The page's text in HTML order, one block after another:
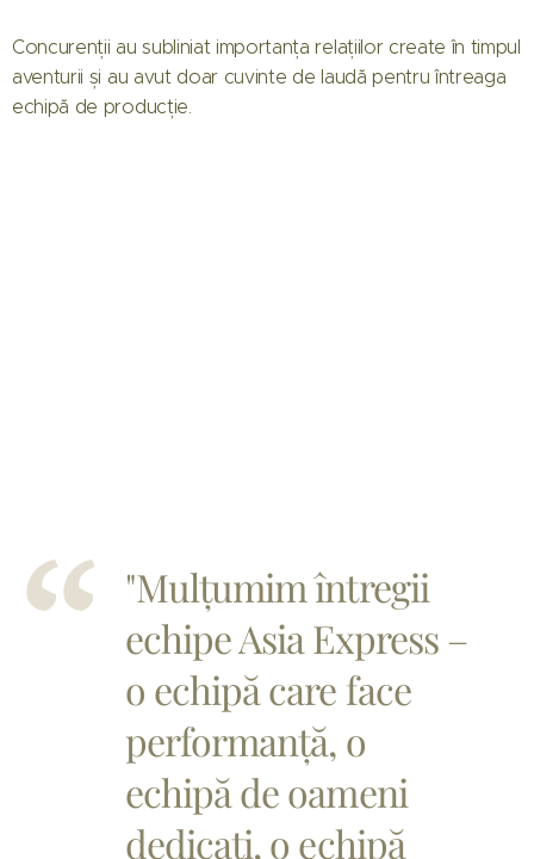
Concurenții au subliniat importanța relațiilor create în timpul
aventurii și au avut doar cuvinte de laudă pentru întreaga
echipă de producție.
"Mulțumim întregii
echipe Asia Express –
o echipă care face
performanță, o
echipă de oameni
dedicați, o echipă